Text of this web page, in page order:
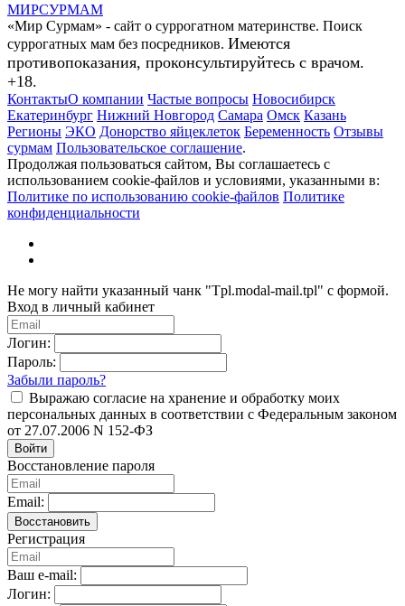
МИРСУРМАМ
«Мир Сурмам» - сайт о суррогатном материнстве. Поиск
суррогатных мам без посредников. Имеются
противопоказания, проконсультируйтесь с врачом.
+18.
КонтактыО компании Частые вопросы Новосибирск
Екатеринбург Нижний Новгород Самара Омск Казань
Регионы ЭКО Донорство яйцеклеток Беременность Отзывы
сурмам Пользовательское соглашение.
Продолжая пользоваться сайтом, Вы соглашаетесь с
использованием cookie-файлов и условиями, указанными в:
Политике по использованию cookie-файлов Политике
конфиденциальности
Не могу найти указанный чанк "Tpl.modal-mail.tpl" с формой.
Вход в личный кабинет
Логин:
Пароль:
Забыли пароль?
Выражаю согласие на хранение и обработку моих
персональных данных в соответствии с Федеральным законом
от 27.07.2006 N 152-ФЗ
Войти
Восстановление пароля
Email:
Восстановить
Регистрация
Ваш e-mail:
Логин: